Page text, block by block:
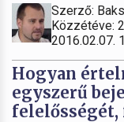
Szerző:
Közzétéve:
2016.02.07.
Hogyan
egyszerű
felelősségét,